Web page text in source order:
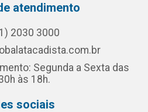
atendimento
2030 3000
Segunda a Sexta das
às 18h.
sociais